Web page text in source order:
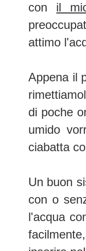
con il
attimo
Appena il
di poche
umido
ciabatta
Un buon
con o
l'acqua